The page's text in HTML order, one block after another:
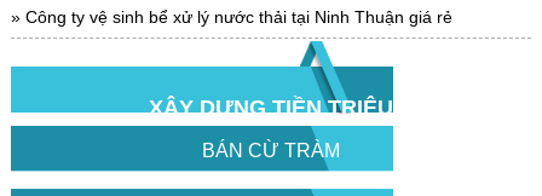
Công ty vệ sinh bể xử lý nước thải tại Ninh Thuận giá rẻ
XÂY DỰNG TIỀN TRIỆU
BÁN CỪ TRÀM